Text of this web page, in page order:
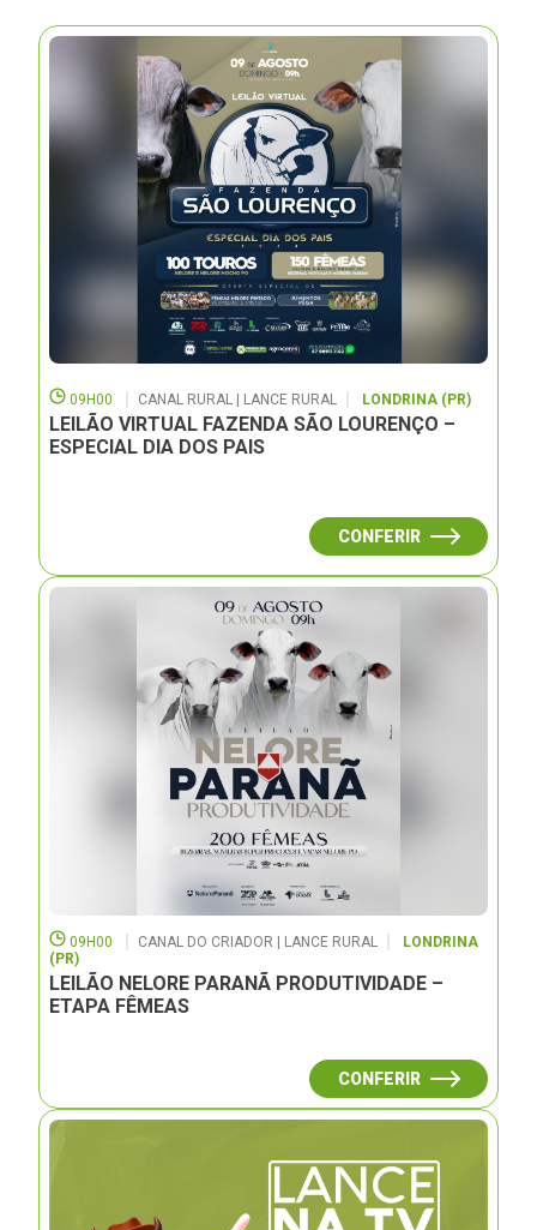
09H00 CANAL RURAL | LANCE RURAL LONDRINA (PR)
LEILÃO VIRTUAL FAZENDA SÃO LOURENÇO –
ESPECIAL DIA DOS PAIS
CONFERIR
09H00 CANAL DO CRIADOR | LANCE RURAL
LONDRINA
(PR)
LEILÃO NELORE PARANÃ PRODUTIVIDADE –
ETAPA FÊMEAS
CONFERIR